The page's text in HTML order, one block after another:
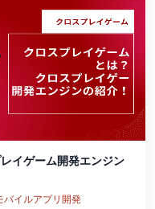
イゲーム開発エンジン
バイルアプリ開発